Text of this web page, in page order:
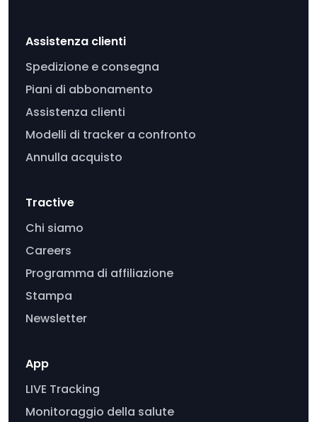
Assistenza clienti
Spedizione e consegna
Piani di abbonamento
Assistenza clienti
Modelli di tracker a confronto
Annulla acquisto
Tractive
Chi siamo
Careers
Programma di affiliazione
Stampa
Newsletter
App
LIVE Tracking
Monitoraggio della salute